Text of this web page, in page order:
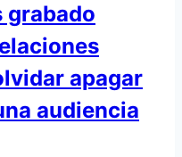
grabado
apagar
audiencia